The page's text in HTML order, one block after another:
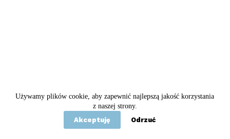
Używamy plików cookie, aby zapewnić najlepszą jakość korzystania
z naszej strony.
Akceptuję
Odrzuć
Copyright © 2020 - 2026 Betel